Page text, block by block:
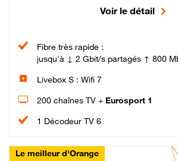
Voir le détail
Fibre très rapide :
jusqu'à ↓ 2 Gbit/s partagés ↑ 800
Livebox S : Wifi 7
200 chaînes TV + Eurosport 1
1 Décodeur TV 6
Le meilleur d'Orange